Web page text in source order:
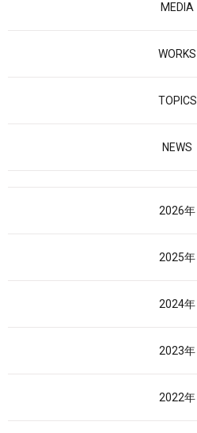
MEDIA
WORKS
TOPICS
NEWS
2026年
2025年
2024年
2023年
2022年